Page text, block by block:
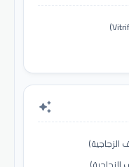
auto_awesome